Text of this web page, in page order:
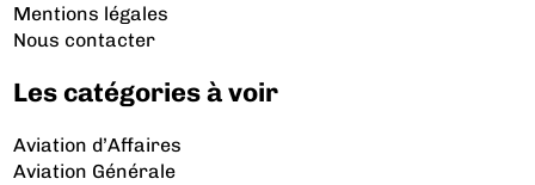
Mentions légales
Nous contacter
Les catégories à voir
Aviation d’Affaires
Aviation Générale